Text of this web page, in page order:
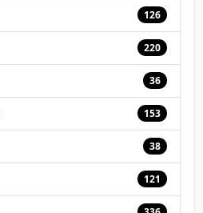
126
220
36
153
38
121